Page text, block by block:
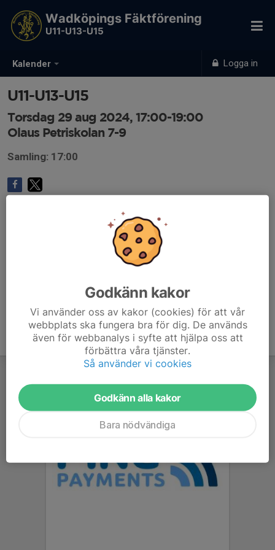
Kalender Logga in
Wadköpings Fäktförening
U11-U13-U15
U11-U13-U15
Torsdag 29 aug 2024, 17:00-19:00
Olaus Petriskolan 7-9
Samling: 17:00
Godkänn kakor
Vi använder oss av kakor (cookies) för att vår
webbplats ska fungera bra för dig. De används
även för webbanalys i syfte att hjälpa oss att
förbättra våra tjänster.
Så använder vi cookies
Godkänn alla kakor
Bara nödvändiga